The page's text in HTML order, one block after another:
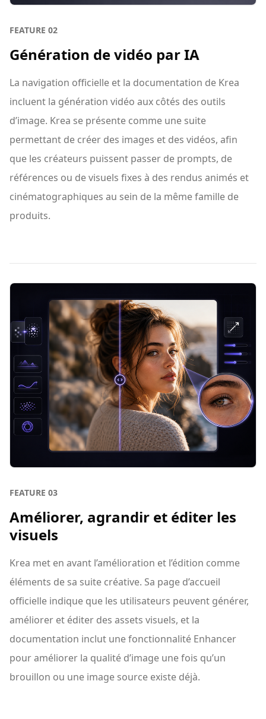
FEATURE 02
Génération de vidéo par IA
La navigation officielle et la documentation de Krea
incluent la génération vidéo aux côtés des outils
d’image. Krea se présente comme une suite
permettant de créer des images et des vidéos, afin
que les créateurs puissent passer de prompts, de
références ou de visuels fixes à des rendus animés et
cinématographiques au sein de la même famille de
produits.
FEATURE 03
Améliorer, agrandir et éditer les
visuels
Krea met en avant l’amélioration et l’édition comme
éléments de sa suite créative. Sa page d’accueil
officielle indique que les utilisateurs peuvent générer,
améliorer et éditer des assets visuels, et la
documentation inclut une fonctionnalité Enhancer
pour améliorer la qualité d’image une fois qu’un
brouillon ou une image source existe déjà.